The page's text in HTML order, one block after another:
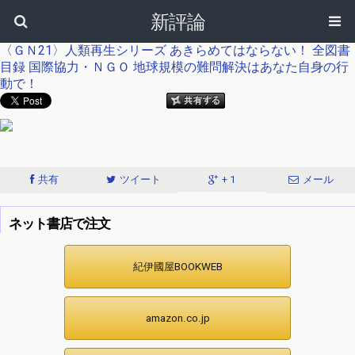
新評論
〈ＧＮ21〉人類再生シリーズ あきらめてはならない！ 全図書
目録 国際協力・ＮＧＯ 地球規模の難問解決はあなた自身の行
動で！
共有 ツイート + 1 メール
ネット書店で注文
紀伊國屋BOOKWEB
amazon.co.jp